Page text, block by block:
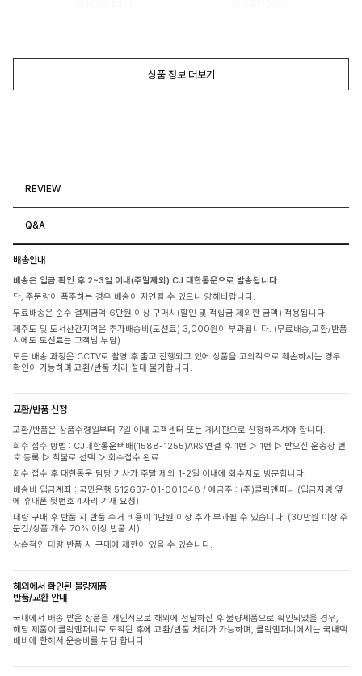
상품 정보 더보기
REVIEW
Q&A
배송안내
배송은 입금 확인 후 2~3일 이내(주말제외) CJ 대한통운으로 발송됩니다.
단, 주문량이 폭주하는 경우 배송이 지연될 수 있으니 양해바랍니다.
무료배송은 순수 결제금액 6만원 이상 구매시(할인 및 적립금 제외한 금액) 적용됩니다.
제주도 및 도서산간지역은 추가배송비(도선료) 3,000원이 부과됩니다. (무료배송,교환/반품
시에도 도선료는 고객님 부담)
모든 배송 과정은 CCTV로 촬영 후 출고 진행되고 있어 상품을 고의적으로 훼손하시는 경우
확인이 가능하며 교환/반품 처리 절대 불가합니다.
교환/반품 신청
교환/반품은 상품수령일부터 7일 이내 고객센터 또는 게시판으로 신청해주셔야 합니다.
회수 접수 방법 : CJ대한통운택배(1588-1255)ARS 연결 후 1번 ▷ 1번 ▷ 받으신 운송장 번
호 등록 ▷ 착불로 선택 ▷ 회수접수 완료
회수 접수 후 대한통운 담당 기사가 주말 제외 1-2일 이내에 회수지로 방문합니다.
배송비 입금계좌 : 국민은행 512637-01-001048 / 예금주 : (주)클릭앤퍼니 (입금자명 옆
에 휴대폰 뒷번호 4자리 기재 요청)
대량 구매 후 반품 시 반품 수거 비용이 1만원 이상 추가 부과될 수 있습니다. (30만원 이상 주
문건/상품 개수 70% 이상 반품 시)
상습적인 대량 반품 시 구매에 제한이 있을 수 있습니다.
해외에서 확인된 불량제품
반품/교환 안내
국내에서 배송 받은 상품을 개인적으로 해외에 전달하신 후 불량제품으로 확인되었을 경우,
해당 제품이 클릭앤퍼니로 도착된 후에 교환/반품 처리가 가능하며, 클릭앤퍼니에서는 국내택
배비에 한해서 운송비를 부담 합니다